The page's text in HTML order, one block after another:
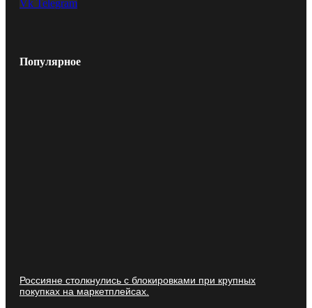
Vk Telegram
Популярное
Россияне столкнулись с блокировками при крупных
покупках на маркетплейсах.